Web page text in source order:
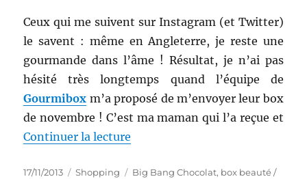
Ceux qui me suivent sur Instagram (et Twitter)
le savent : même en Angleterre, je reste une
gourmande dans l’âme ! Résultat, je n’ai pas
hésité très longtemps quand l’équipe de
Gourmibox m’a proposé de m’envoyer leur box
de novembre ! C’est ma maman qui l’a reçue et
Continuer la lecture
Publié
17/11/2013 Catégories
Shopping Étiquettes
Big Bang Chocolat, box beauté /